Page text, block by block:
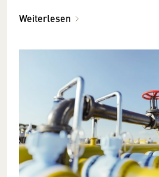
Weiterlesen